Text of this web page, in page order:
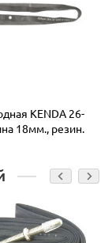
KENDA 26-
18мм., резин.